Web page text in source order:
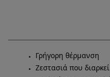
Γρήγορη θέρμανση
Ζεστασιά που διαρκεί